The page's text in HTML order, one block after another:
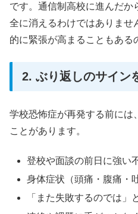
です。通信制高校に進んだ
全に消えるわけではありませ
的に緊張が高まることもある
2. ぶり返しのサイン
学校恐怖症が再発する前には
ことがあります。
登校や面談の前日に強い
身体症状（頭痛・腹痛・
「また失敗するのでは」